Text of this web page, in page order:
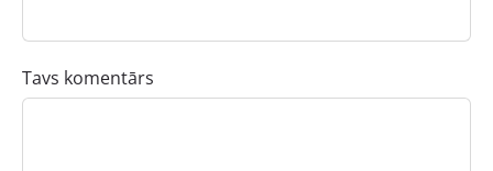
Tavs komentārs